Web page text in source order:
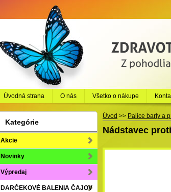
Úvod >> Palice barly a
Nádstavec
Kategórie
Akcie
Novinky
Výpredaj
DARČEKOVÉ BALENIA ČAJOV
Úvodná strana O nás Všetko o nákupe